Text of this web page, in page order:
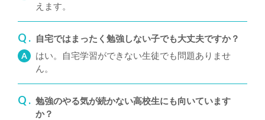
えます。
Q . 自宅ではまったく勉強しない子でも大丈夫ですか？
A
はい。自宅学習ができない生徒でも問題ありませ
ん。
Q . 勉強のやる気が続かない高校生にも向いています
か？